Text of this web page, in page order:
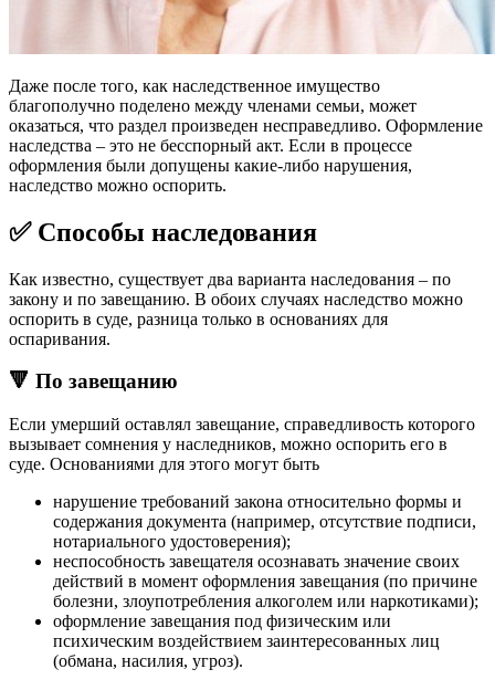
Даже после того, как наследственное имущество
благополучно поделено между членами семьи, может
оказаться, что раздел произведен несправедливо. Оформление
наследства – это не бесспорный акт. Если в процессе
оформления были допущены какие-либо нарушения,
наследство можно оспорить.
✅ Способы наследования
Как известно, существует два варианта наследования – по
закону и по завещанию. В обоих случаях наследство можно
оспорить в суде, разница только в основаниях для
оспаривания.
🔻 По завещанию
Если умерший оставлял завещание, справедливость которого
вызывает сомнения у наследников, можно оспорить его в
суде. Основаниями для этого могут быть
нарушение требований закона относительно формы и
содержания документа (например, отсутствие подписи,
нотариального удостоверения);
неспособность завещателя осознавать значение своих
действий в момент оформления завещания (по причине
болезни, злоупотребления алкоголем или наркотиками);
оформление завещания под физическим или
психическим воздействием заинтересованных лиц
(обмана, насилия, угроз).